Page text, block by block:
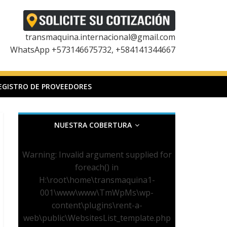
transmaquina.internacional@gmail.com
WhatsApp +573146675732, +584141344667
DE PROVEEDORES
NUESTRA COBERTURA
Warning: Invalid argument supplied for
foreach() in
H:\root\home\transmaquina1-
001\www\www\TmWpMs\wp-
content\plugins\rent-a-
web\public\WebsitesList_template.php